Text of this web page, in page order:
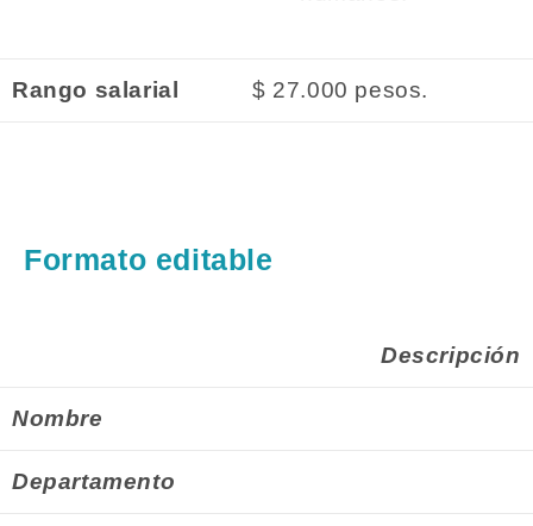
Rango salarial $ 27.000 pesos.
Formato editable
Descripción
Nombre
Departamento